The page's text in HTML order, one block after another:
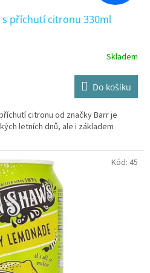
s příchutí citronu 330ml
Skladem
Do košíku
citronu od značky Barr je
letních dnů, ale i základem
Kód: 45